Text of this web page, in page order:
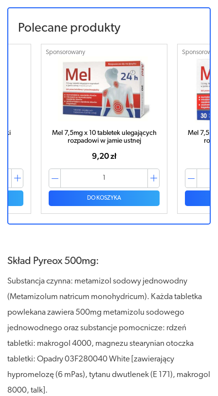
Polecane produkty
Sponsorowany
Mel 7,5mg x 30 tabletek ulegających
rozpadowi w jamie ustnej
23,13 zł
DO KOSZYKA
ASPIRIN
Skład Pyreox 500mg:
Substancja czynna: metamizol sodowy jednowodny
(Metamizolum natricum monohydricum). Każda tabletka
powlekana zawiera 500mg metamizolu sodowego
jednowodnego oraz substancje pomocnicze: rdzeń
tabletki: makrogol 4000, magnezu stearynian otoczka
tabletki: Opadry 03F280040 White [zawierający
hypromelozę (6 mPas), tytanu dwutlenek (E 171), makrogol
8000, talk].